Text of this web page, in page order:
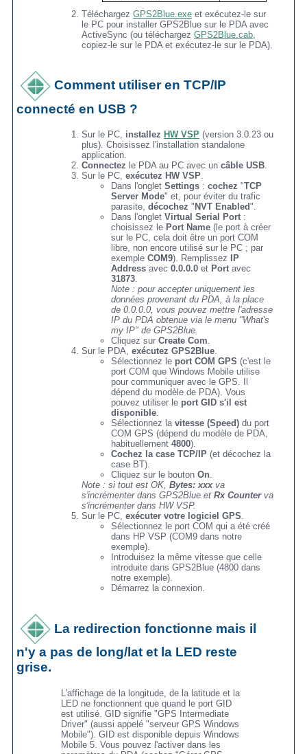
Téléchargez GPS2Blue.exeet exécutez-le sur
le PC pour installer GPS2Blue sur le PDA avec
ActiveSync (ou téléchargez GPS2Blue.cab,
copiez-le sur le PDA et exécutez-le sur le PDA).
Comment utiliser en TCP/IP
connecté en USB ?
Sur le PC, installez HW VSP(version 3.0.23 ou
plus). Choisissez l'installation standalone
application.
Connectez le PDA au PC avec un câble USB.
Sur le PC, exécutez HW VSP.
Dans l'onglet Settings: cochez "TCP
Server Mode" et, pour éviter du trafic
parasite, décochez " NVT Enabled".
Dans l'onglet Virtual Serial Port:
choisissez le Port Name(le port à créer
sur le PC, cela doit être un port COM
libre, non encore utilisé sur le PC ; par
exemple COM9). Remplissez
IP
Addressavec 0.0.0.0et Portavec
31873.
Note : pour accepter uniquement les
données provenant du PDA, à la place
de 0.0.0.0, vous pouvez mettre l'adresse
IP du PDA obtenue via le menu "What's
my IP" de GPS2Blue.
Cliquez sur Create Com.
Sur le PDA, exécutez GPS2Blue.
Sélectionnez le port COM GPS (c'est le
port COM que Windows Mobile utilise
pour communiquer avec le GPS. Il
dépend du modèle de PDA). Vous
pouvez utiliser le port GID s'il est
disponible.
Sélectionnez la vitesse (Speed)du port
COM GPS (dépend du modèle de PDA,
habituellement 4800).
Cochez la case TCP/IP(et décochez la
case BT).
Cliquez sur le bouton On.
Note : si tout est OK, Bytes: xxxva
s'incrémenter dans GPS2Blue et Rx Counterva
s'incrémenter dans HW VSP.
Sur le PC, exécuter votre logiciel GPS.
Sélectionnez le port COM qui a été créé
dans HP VSP (COM9 dans notre
exemple).
Introduisez la même vitesse que celle
introduite dans GPS2Blue (4800 dans
notre exemple).
Démarrez la connexion.
La redirection fonctionne mais il
n'y a pas de long/lat et la LED reste
grise.
L'affichage de la longitude, de la latitude et la
LED ne fonctionnent que quand le port GID
est utilisé. GID signifie "GPS Intermediate
Driver" (aussi appelé "serveur GPS Windows
Mobile"). GID est disponible depuis Windows
Mobile 5. Vous pouvez l'activer dans les